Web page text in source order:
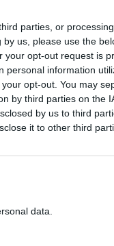
parties, or
us, please use the
opt-out request is
personal information
opt-out. You may
by third parties on the
by us to third
it to other third
data.
wzruszająca
ponieważ